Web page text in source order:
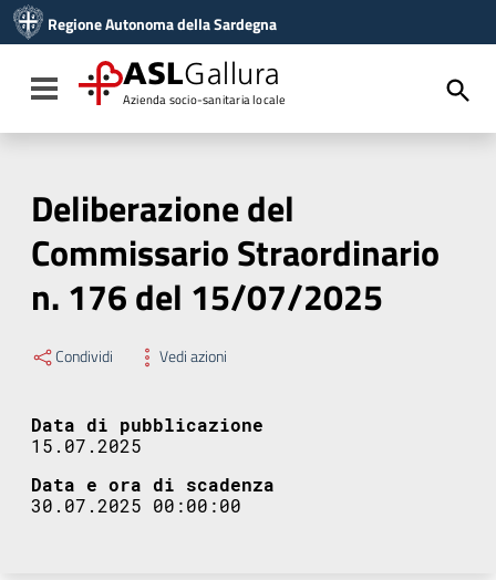
Vai al menu di navigazione
Vai al footer
Regione Autonoma della Sardegna
Toggle navigation
ASLGallura
Azienda socio-sanitaria locale
Deliberazione del
Commissario Straordinario
n. 176 del 15/07/2025
Condividi Vedi azioni
Data di pubblicazione
15.07.2025
Data e ora di scadenza
30.07.2025 00:00:00